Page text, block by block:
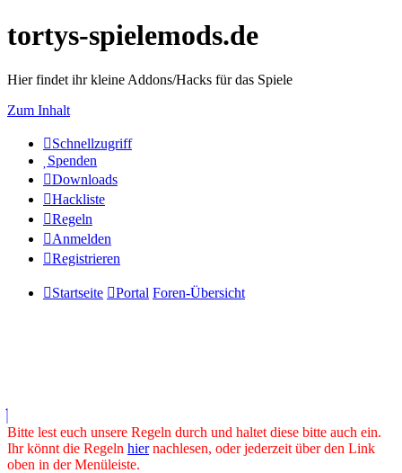
tortys-spielemods.de
Hier findet ihr kleine Addons/Hacks für das Spiele
Zum Inhalt
Schnellzugriff
Spenden
Downloads
Hackliste
Regeln
Anmelden
Registrieren
Startseite Portal Foren-Übersicht
Bitte lest euch unsere Regeln durch und haltet diese bitte auch ein.
Ihr könnt die Regeln hiernachlesen, oder jederzeit über den Link
oben in der Menüleiste.